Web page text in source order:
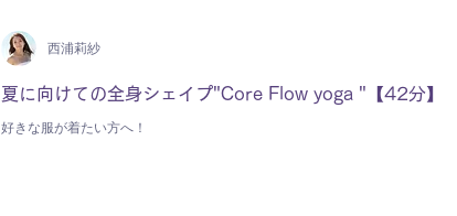
夏に向けての全身シェイプ"Core Flow yoga "【42分】
好きな服が着たい方へ！
西浦莉紗